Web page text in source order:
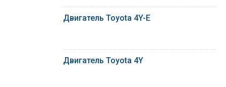
Двигатель Toyota 4Y-E
Двигатель Toyota 4Y